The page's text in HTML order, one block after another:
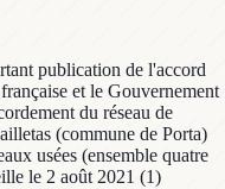
publication de l'accord
et le Gouvernement
du réseau de
(commune de Porta)
usées (ensemble quatre
le 2 août 2021 (1)